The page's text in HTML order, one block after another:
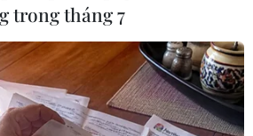
trong tháng 7